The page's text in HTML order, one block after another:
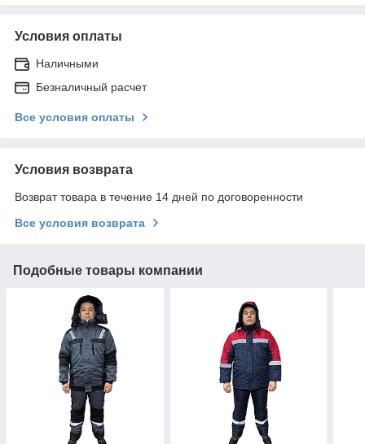
Условия оплаты
Наличными
Безналичный расчет
Все условия оплаты
Условия возврата
Возврат товара в течение 14 дней по договоренности
Все условия возврата
Подобные товары компании